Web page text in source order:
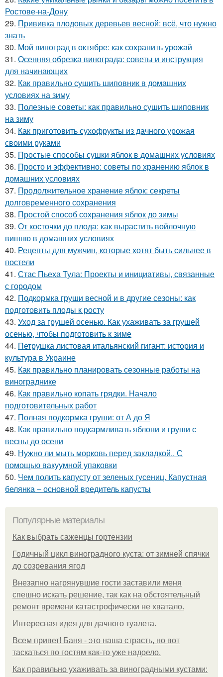
Ростове-на-Дону
29. Прививка плодовых деревьев весной: всё, что нужно
знать
30. Мой виноград в октябре: как сохранить урожай
31. Осенняя обрезка винограда: советы и инструкция
для начинающих
32. Как правильно сушить шиповник в домашних
условиях на зиму
33. Полезные советы: как правильно сушить шиповник
на зиму
34. Как приготовить сухофрукты из дачного урожая
своими руками
35. Простые способы сушки яблок в домашних условиях
36. Просто и эффективно: советы по хранению яблок в
домашних условиях
37. Продолжительное хранение яблок: секреты
долговременного сохранения
38. Простой способ сохранения яблок до зимы
39. От косточки до плода: как вырастить войлочную
вишню в домашних условиях
40. Рецепты для мужчин, которые хотят быть сильнее в
постели
41. Стас Пьеха Тула: Проекты и инициативы, связанные
с городом
42. Подкормка груши весной и в другие сезоны: как
подготовить плоды к росту
43. Уход за грушей осенью. Как ухаживать за грушей
осенью, чтобы подготовить к зиме
44. Петрушка листовая итальянский гигант: история и
культура в Украине
45. Как правильно планировать сезонные работы на
винограднике
46. Как правильно копать грядки. Начало
подготовительных работ
47. Полная подкормка груши: от А до Я
48. Как правильно подкармливать яблони и груши с
весны до осени
49. Нужно ли мыть морковь перед закладкой.. С
помощью вакуумной упаковки
50. Чем полить капусту от зеленых гусениц. Капустная
белянка – основной вредитель капусты
Популярные материалы
Как выбрать саженцы гортензии
Годичный цикл виноградного куста: от зимней спячки
до созревания ягод
Внезапно нагрянувшие гости заставили меня
спешно искать решение, так как на обстоятельный
ремонт времени катастрофически не хватало.
Интересная идея для дачного туалета.
Всем привет! Баня - это наша страсть, но вот
таскаться по гостям как-то уже надоело.
Как правильно ухаживать за виноградными кустами: